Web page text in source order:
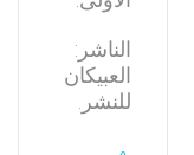
الناشر:
العبيكان
للنشر.